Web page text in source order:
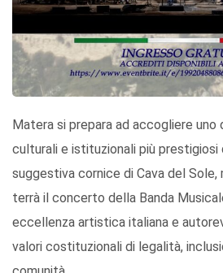
Matera si prepara ad accogliere uno
culturali e istituzionali più prestigiosi
suggestiva cornice di Cava del Sole,
terrà il concerto della Banda
eccellenza artistica italiana e
valori costituzionali di legalità,